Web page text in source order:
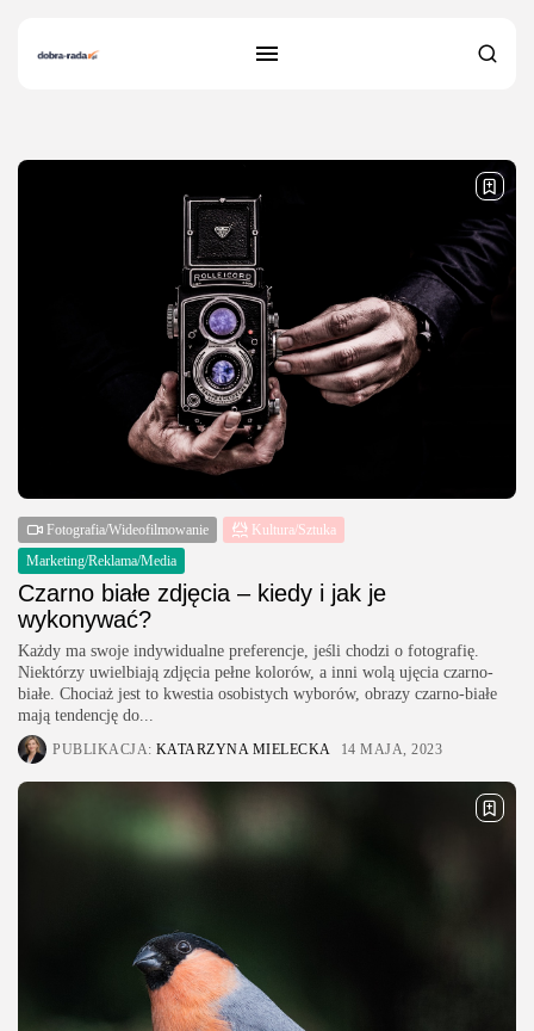
35 results found
Fotografia/Wideofilmowanie
Kultura/Sztuka
Marketing/Reklama/Media
Czarno białe zdjęcia – kiedy i jak je
wykonywać?
Każdy ma swoje indywidualne preferencje, jeśli chodzi o fotografię.
Niektórzy uwielbiają zdjęcia pełne kolorów, a inni wolą ujęcia czarno-
białe. Chociaż jest to kwestia osobistych wyborów, obrazy czarno-białe
mają tendencję do...
PUBLIKACJA: KATARZYNA MIELECKA 14 MAJA, 2023